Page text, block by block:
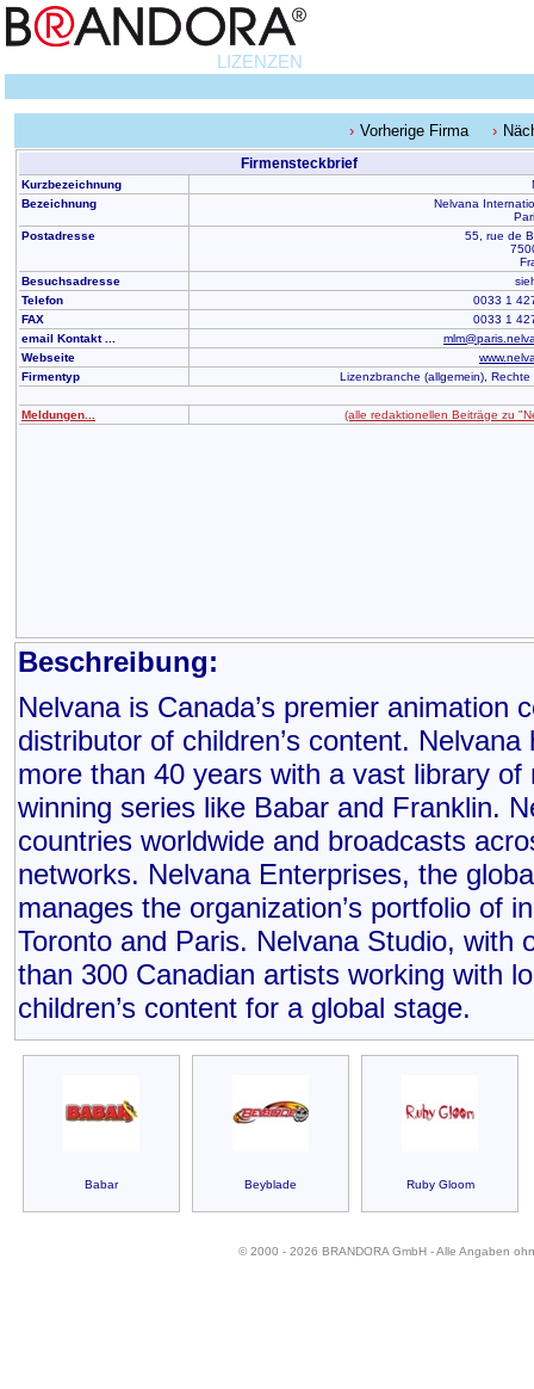
LIZENZEN
Vorherige Firma
Firmensteckbrief
Kurzbezeichnung
Bezeichnung
Nelvana
Postadresse
55, rue de
Besuchsadresse
Telefon
0033 1
FAX
0033 1
email Kontakt ...
Webseite
Firmentyp
Lizenzbranche (allgemein), Rechte
Meldungen... (alle redaktionellen Beiträge zu
Beschreibung:
Nelvana is Canada’s premier animation
distributor of children’s content.
more than 40 years with a vast library
winning series like Babar and Franklin.
countries worldwide and broadcasts
networks. Nelvana Enterprises, the
manages the organization’s portfolio of
Toronto and Paris. Nelvana Studio, with
than 300 Canadian artists working with
children’s content for a global stage.
Babar Beyblade Ruby Gloom
© 2000 - 2026 BRANDORA GmbH - Alle Angaben